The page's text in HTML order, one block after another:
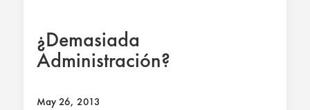
¿Demasiada
Administración?
May 26, 2013